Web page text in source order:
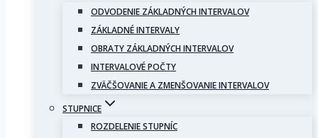
ODVODENIE ZÁKLADNÝCH INTERVALOV
ZÁKLADNÉ INTERVALY
OBRATY ZÁKLADNÝCH INTERVALOV
INTERVALOVÉ POČTY
ZVÄČŠOVANIE A ZMENŠOVANIE INTERVALOV
STUPNICE
ROZDELENIE STUPNÍC